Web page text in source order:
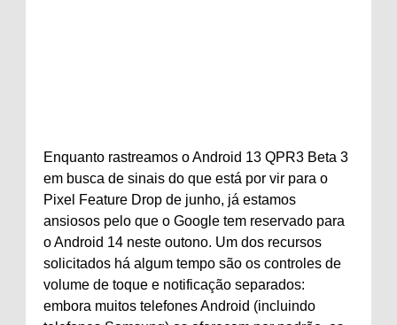
Enquanto rastreamos o Android 13 QPR3 Beta 3
em busca de sinais do que está por vir para o
Pixel Feature Drop de junho, já estamos
ansiosos pelo que o Google tem reservado para
o Android 14 neste outono. Um dos recursos
solicitados há algum tempo são os controles de
volume de toque e notificação separados:
embora muitos telefones Android (incluindo